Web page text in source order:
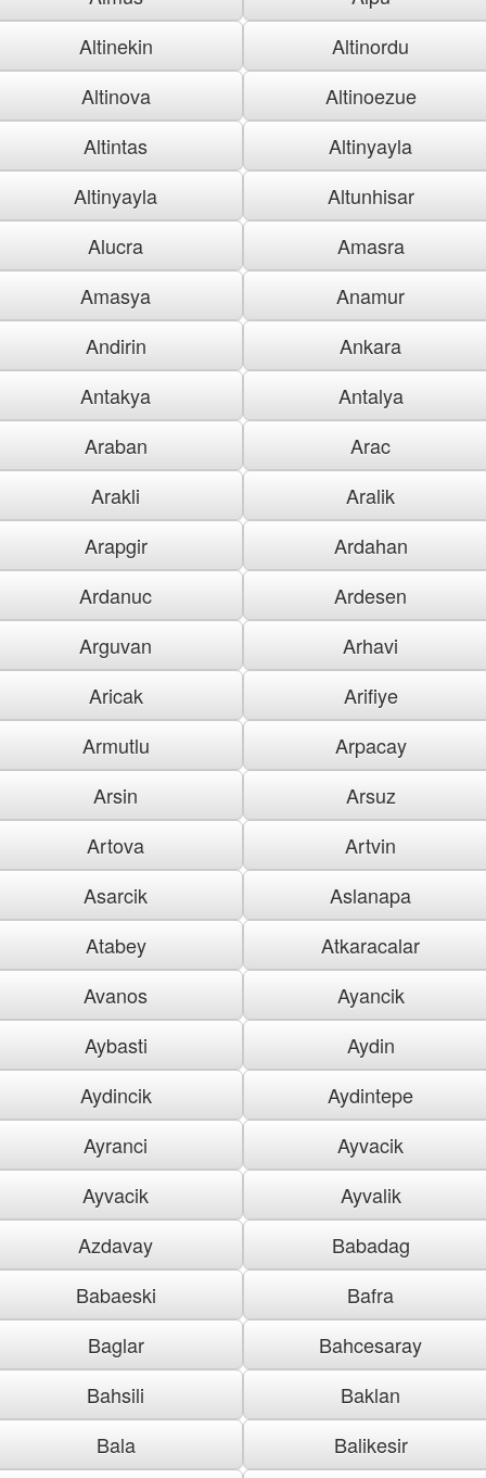
Altinekin
Altinordu
Altinova
Altinoezue
Altintas
Altinyayla
Altinyayla
Altunhisar
Alucra
Amasra
Amasya
Anamur
Andirin
Ankara
Antakya
Antalya
Araban
Arac
Arakli
Aralik
Arapgir
Ardahan
Ardanuc
Ardesen
Arguvan
Arhavi
Aricak
Arifiye
Armutlu
Arpacay
Arsin
Arsuz
Artova
Artvin
Asarcik
Aslanapa
Atabey
Atkaracalar
Avanos
Ayancik
Aybasti
Aydin
Aydincik
Aydintepe
Ayranci
Ayvacik
Ayvacik
Ayvalik
Azdavay
Babadag
Babaeski
Bafra
Baglar
Bahcesaray
Bahsili
Baklan
Bala
Balikesir